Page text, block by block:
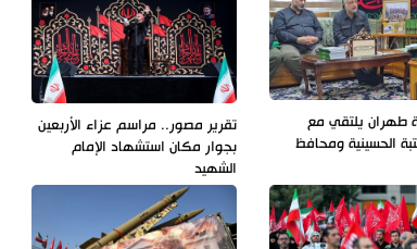
طهران يلتقي مع
الحسينية ومحافظ
تقرير مصور.. مراسم عزاء الأربعين
بجوار مكان استشهاد الإمام
الشهيد